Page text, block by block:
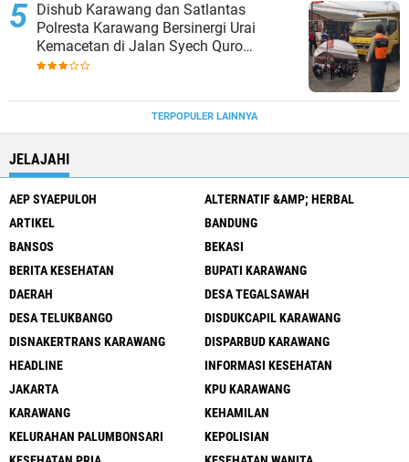
Dishub Karawang dan Satlantas
Polresta Karawang Bersinergi Urai
Kemacetan di Jalan Syech Quro
Palumbonsari
TERPOPULER LAINNYA
JELAJAHI
AEP SYAEPULOH
ALTERNATIF &AMP; HERBAL
ARTIKEL
BANDUNG
BANSOS
BEKASI
BERITA KESEHATAN
BUPATI KARAWANG
DAERAH
DESA TEGALSAWAH
DESA TELUKBANGO
DISDUKCAPIL KARAWANG
DISNAKERTRANS KARAWANG
DISPARBUD KARAWANG
HEADLINE
INFORMASI KESEHATAN
JAKARTA
KPU KARAWANG
KARAWANG
KEHAMILAN
KELURAHAN PALUMBONSARI
KEPOLISIAN